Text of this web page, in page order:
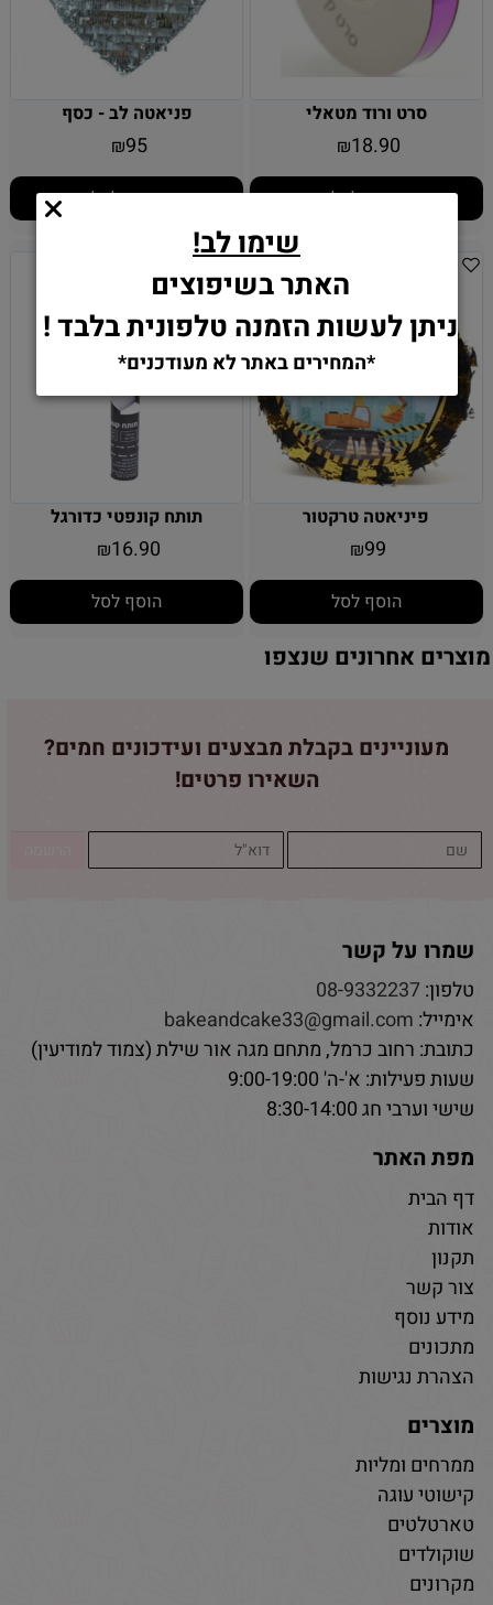
סרט ורוד מטאלי
₪18.90
הוסף לסל
פניאטה לב - כסף
₪95
הוסף לסל
פיניאטה טרקטור
₪99
הוסף לסל
תותח קונפטי כדורגל
₪16.90
הוסף לסל
מוצרים אחרונים שנצפו
מעוניינים בקבלת מבצעים ועידכונים חמים?
השאירו פרטים!
שמרו על קשר
טלפון:08-9332237
אימייל: bakeandcake33@gmail.com
כתובת: רחוב כרמל, מתחם מגה אור שילת (צמוד למודיעין)
שעות פעילות: א'-ה' 9:00-19:00
שישי וערבי חג 8:30-14:00
מפת האתר
דף הבית
אודות
תקנון
צור קשר
מידע נוסף
מתכונים
הצהרת נגישות
מוצרים
ממרחים ומליות
קישוטי עוגה
טארטלטים
שוקולדים
מקרונים
שימו לב!
האתר בשיפוצים
ניתן לעשות הזמנה טלפונית בלבד !
*המחירים באתר לא מעודכנים*